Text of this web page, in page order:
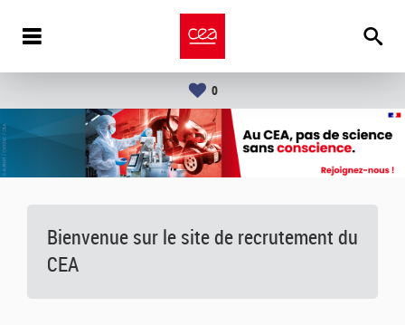
0
Bienvenue sur le site de recrutement du
CEA